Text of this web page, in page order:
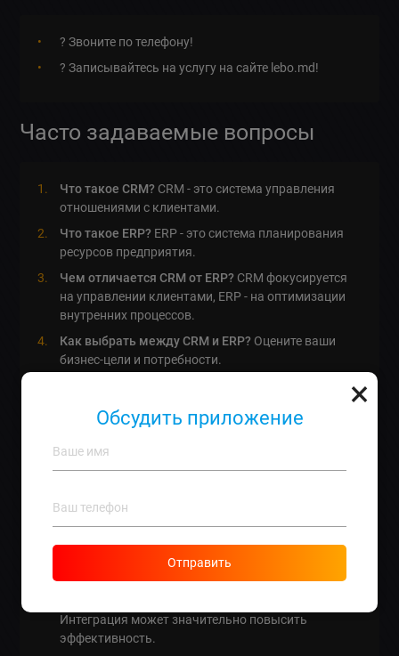
? Звоните по телефону!
? Записывайтесь на услугу на сайте lebo.md!
Часто задаваемые вопросы
Что такое CRM? CRM - это система управления
отношениями с клиентами.
Что такое ERP? ERP - это система планирования
ресурсов предприятия.
Чем отличается CRM от ERP? CRM фокусируется
на управлении клиентами, ERP - на оптимизации
внутренних процессов.
Как выбрать между CRM и ERP? Оцените ваши
бизнес-цели и потребности.
10000 лей.
В чем преимущества использования CRM?
улучшает коммуникацию с клиентами.
ресурсами компании.
Многие компании снизили затраты и
Интеграция может значительно повысить
эффективность.
×
Обсудить приложение
Отправить